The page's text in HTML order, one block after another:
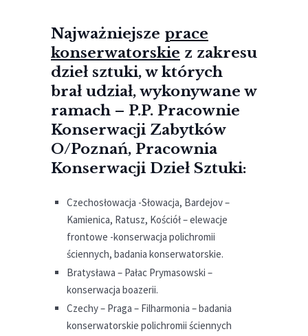
Najważniejsze prace
konserwatorskie z zakresu
dzieł sztuki, w których
brał udział, wykonywane w
ramach – P.P. Pracownie
Konserwacji Zabytków
O/Poznań, Pracownia
Konserwacji Dzieł Sztuki:
Czechosłowacja -Słowacja, Bardejov –
Kamienica, Ratusz, Kościół – elewacje
frontowe -konserwacja polichromii
ściennych, badania konserwatorskie.
Bratysława – Pałac Prymasowski –
konserwacja boazerii.
Czechy – Praga – Filharmonia – badania
konserwatorskie polichromii ściennych